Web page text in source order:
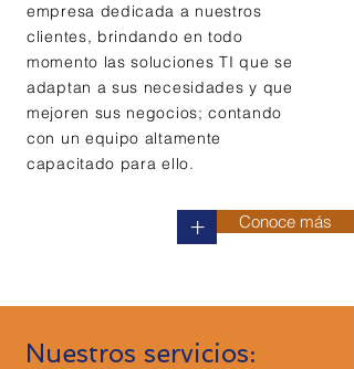
empresa dedicada a nuestros
clientes, brindando en todo
momento las soluciones TI que se
adaptan a sus necesidades y que
mejoren sus negocios; contando
con un equipo altamente
capacitado para ello.
+ Conoce más
Nuestros servicios: